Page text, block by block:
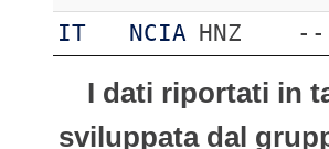
IT
NCIA HNZ --
I dati riportati in
sviluppata dal